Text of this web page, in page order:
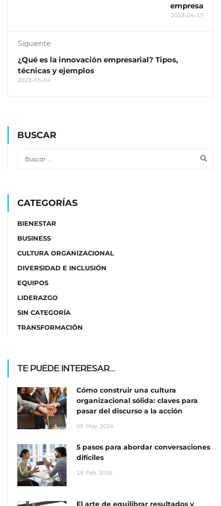
empresa
2023-04-17
Siguiente
¿Qué es la innovación empresarial? Tipos,
técnicas y ejemplos
2023-05-04
BUSCAR
CATEGORÍAS
BIENESTAR
BUSINESS
CULTURA ORGANIZACIONAL
DIVERSIDAD E INCLUSIÓN
EQUIPOS
LIDERAZGO
SIN CATEGORÍA
TRANSFORMACIÓN
TE PUEDE INTERESAR...
Cómo construir una cultura
organizacional sólida: claves para
pasar del discurso a la acción
05 May 2026
5 pasos para abordar conversaciones
difíciles
18 Feb 2026
El arte de equilibrar resultados y